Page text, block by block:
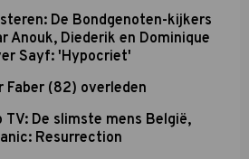
De Bondgenoten-kijkers
Anouk, Diederik en Dominique
Sayf: 'Hypocriet'
(82) overleden
TV: De slimste mens België,
Resurrection